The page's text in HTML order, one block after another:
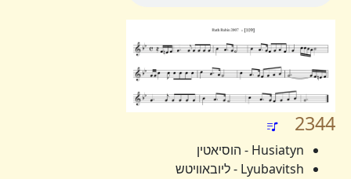
2344
Husiatyn - הוסיאטין
Lyubavitsh - ליובאוויטש